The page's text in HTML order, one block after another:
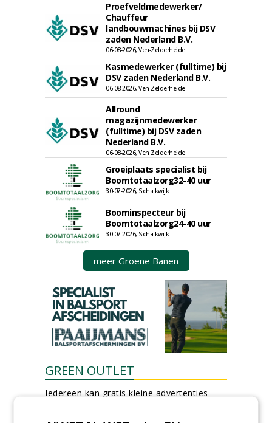
Proefveldmedewerker/
Chauffeur
landbouwmachines bij DSV
zaden Nederland B.V.
06-08-2026, Ven-Zelderheide
Kasmedewerker (fulltime) bij
DSV zaden Nederland B.V.
06-08-2026, Ven-Zelderheide
Allround
magazijnmedewerker
(fulltime) bij DSV zaden
Nederland B.V.
06-08-2026, Ven Zelderheide
Groeiplaats specialist bij
Boomtotaalzorg32-40 uur
30-07-2026, Schalkwijk
Boominspecteur bij
Boomtotaalzorg24-40 uur
30-07-2026, Schalkwijk
meer Groene Banen
GREEN OUTLET
Iedereen kan gratis kleine advertenties